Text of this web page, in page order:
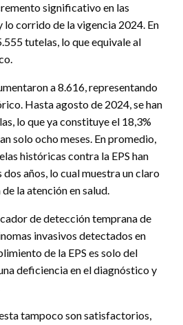
significativo en las
lo corrido de la vigencia 2024. En
tutelas, lo que equivale al
a 8.616, representando
Hasta agosto de 2024, se han
lo que ya constituye el 18,3%
solo ocho meses. En promedio,
históricas contra la EPS han
años, lo cual muestra un claro
la atención en salud.
de detección temprana de
invasivos detectados en
de la EPS es solo del
deficiencia en el diagnóstico y
tampoco son satisfactorios,